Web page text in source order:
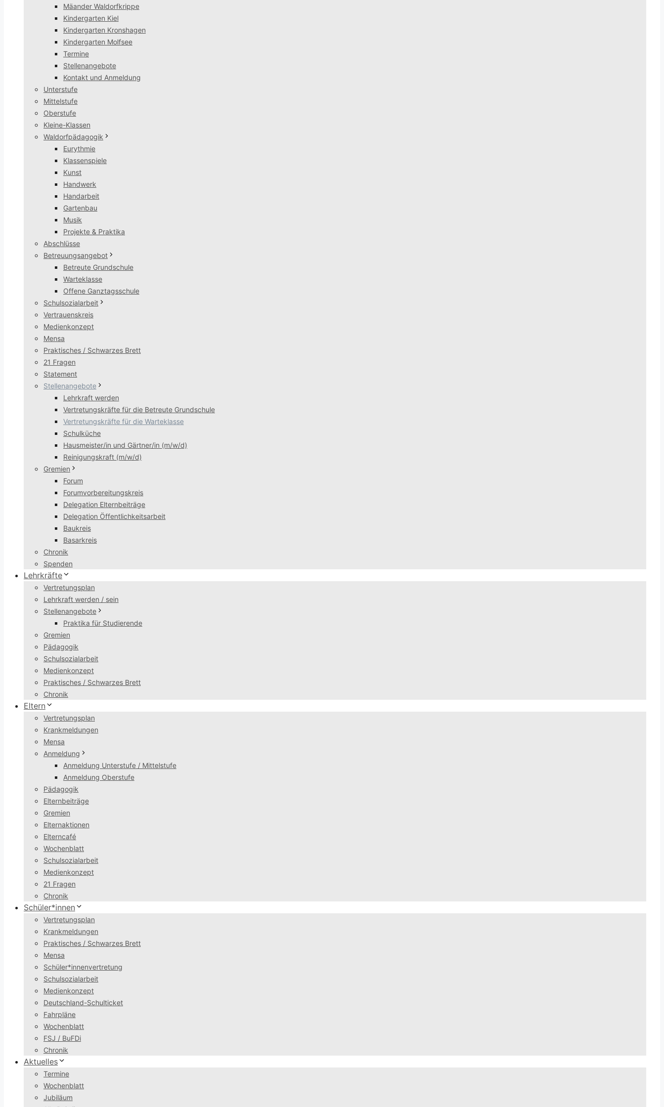
Mäander Waldorfkrippe
Kindergarten Kiel
Kindergarten Kronshagen
Kindergarten Molfsee
Termine
Stellenangebote
Kontakt und Anmeldung
Unterstufe
Mittelstufe
Oberstufe
Kleine-Klassen
Waldorfpädagogik
Eurythmie
Klassenspiele
Kunst
Handwerk
Handarbeit
Gartenbau
Musik
Projekte & Praktika
Abschlüsse
Betreuungsangebot
Betreute Grundschule
Warteklasse
Offene Ganztagsschule
Schulsozialarbeit
Vertrauenskreis
Medienkonzept
Mensa
Praktisches / Schwarzes Brett
21 Fragen
Statement
Stellenangebote
Lehrkraft werden
Vertretungskräfte für die Betreute Grundschule
Vertretungskräfte für die Warteklasse
Schulküche
Hausmeister/in und Gärtner/in (m/w/d)
Reinigungskraft (m/w/d)
Gremien
Forum
Forumvorbereitungskreis
Delegation Elternbeiträge
Delegation Öffentlichkeitsarbeit
Baukreis
Basarkreis
Chronik
Spenden
Lehrkräfte
Vertretungsplan
Lehrkraft werden / sein
Stellenangebote
Praktika für Studierende
Gremien
Pädagogik
Schulsozialarbeit
Medienkonzept
Praktisches / Schwarzes Brett
Chronik
Eltern
Vertretungsplan
Krankmeldungen
Mensa
Anmeldung
Anmeldung Unterstufe / Mittelstufe
Anmeldung Oberstufe
Pädagogik
Elternbeiträge
Gremien
Elternaktionen
Elterncafé
Wochenblatt
Schulsozialarbeit
Medienkonzept
21 Fragen
Chronik
Schüler*innen
Vertretungsplan
Krankmeldungen
Praktisches / Schwarzes Brett
Mensa
Schüler*innenvertretung
Schulsozialarbeit
Medienkonzept
Deutschland-Schulticket
Fahrpläne
Wochenblatt
FSJ / BuFDi
Chronik
Aktuelles
Termine
Wochenblatt
Jubiläum